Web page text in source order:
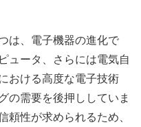
は、電子機器の進化で
ュータ、さらには電気自
おける高度な電子技術
の需要を後押ししていま
性が求められるため、